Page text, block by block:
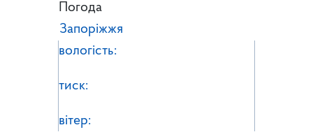
Погода
Запоріжжя
вологість:
тиск:
вітер: